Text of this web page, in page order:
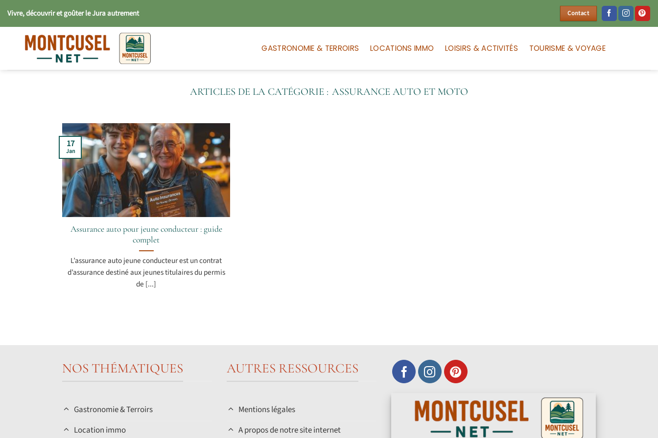
contenu
Vivre, découvrir et goûter le Jura autrement Contact
GASTRONOMIE & TERROIRS LOCATIONS IMMO LOISIRS & ACTIVITÉS TOURISME & VOYAGE
ASSURANCE AUTO ET MOTO
Assurance auto pour jeune conducteur : guide
complet
L’assurance auto jeune conducteur est un contrat
d’assurance destiné aux jeunes titulaires du permis
de [...]
17
Jan
NOS THÉMATIQUES
Gastronomie & Terroirs
Location immo
AUTRES RESSOURCES
Mentions légales
A propos de notre site internet